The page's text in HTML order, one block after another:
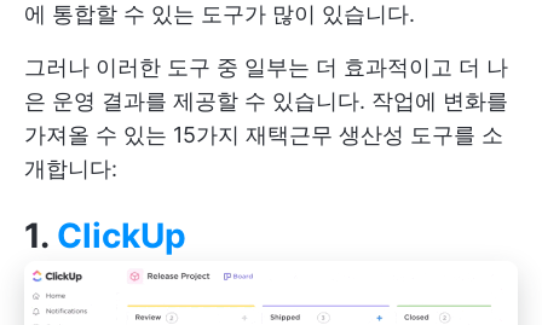
에 통합할 수 있는 도구가 많이 있습니다.
그러나 이러한 도구 중 일부는 더 효과적이고 더 나
은 운영 결과를 제공할 수 있습니다. 작업에 변화를
가져올 수 있는 15가지 재택근무 생산성 도구를 소
개합니다:
1. ClickUp